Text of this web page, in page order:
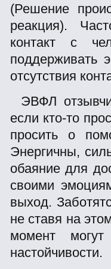
(Решение
реакция).
контакт с
поддерживать
отсутствия
ЭВФЛ
если кто-то
просить о
Энергичны,
обаяние для
своими
выход.
не ставя на
момент
настойчивости.